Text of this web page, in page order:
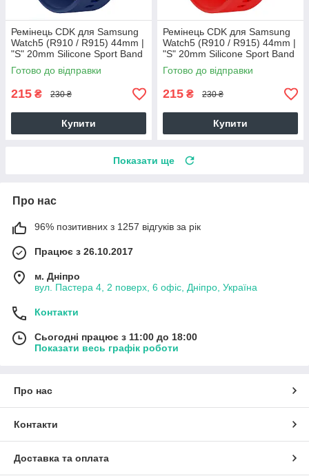
Ремінець CDK для Samsung
Watch5 (R910 / R915) 44mm |
"S" 20mm Silicone Sport Band
Classic (012194) (dark blue)
Готово до відправки
215 ₴ 230 ₴
Купити
Ремінець CDK для Samsung
Watch5 (R910 / R915) 44mm |
"S" 20mm Silicone Sport Band
Classic (012194) (red)
Готово до відправки
215 ₴ 230 ₴
Купити
Показати ще
Про нас
96% позитивних з 1257 відгуків за рік
Працює з 26.10.2017
м. Дніпро
вул. Пастера 4, 2 поверх, 6 офіс, Дніпро, Україна
Контакти
Сьогодні працює з 11:00 до 18:00
Показати весь графік роботи
Про нас
Контакти
Доставка та оплата